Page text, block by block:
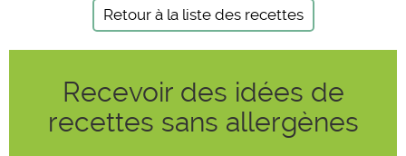
Retour à la liste des recettes
Recevoir des idées de
recettes sans allergènes